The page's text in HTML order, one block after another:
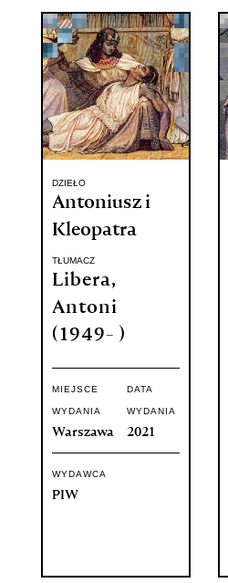
DZIEŁO
Antoniusz i
Kleopatra
TŁUMACZ
Libera,
Antoni
(1949- )
MIEJSCE
WYDANIA
Warszawa
DATA
WYDANIA
2021
WYDAWCA
PIW